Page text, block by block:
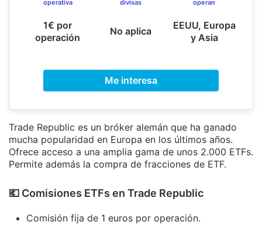
operativa
1€ por
operación
divisas
No aplica
operan
EEUU, Europa
y Asia
Me interesa
Trade Republic es un bróker alemán que ha ganado
mucha popularidad en Europa en los últimos años.
Ofrece acceso a una amplia gama de unos 2.000 ETFs.
Permite además la compra de fracciones de ETF.
​💶​ Comisiones ETFs en Trade Republic
Comisión fija de 1 euros por operación.